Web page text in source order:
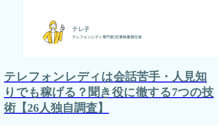
テレフォンレディは会話苦手・人見知
りでも稼げる？聞き役に徹する7つの技
術【26人独自調査】